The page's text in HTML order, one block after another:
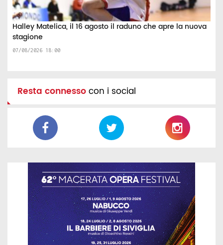
Halley Matelica, il 16 agosto il raduno che apre la nuova
stagione
07/08/2026 18:00
Resta connessocon i social